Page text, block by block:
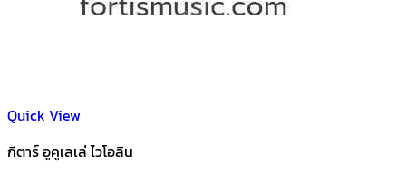
Quick View
กีตาร์ อูคูเลเล่ ไวโอลิน